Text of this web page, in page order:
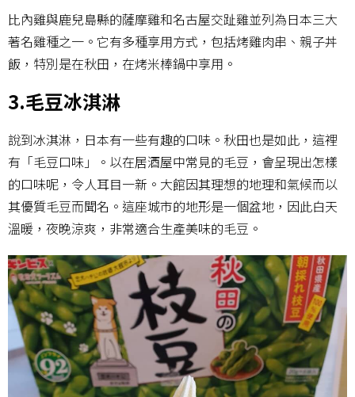
比內雞與鹿兒島縣的薩摩雞和名古屋交趾雞並列為日本三大
著名雞種之一。它有多種享用方式，包括烤雞肉串、親子丼
飯，特別是在秋田，在烤米棒鍋中享用。
3.毛豆冰淇淋
說到冰淇淋，日本有一些有趣的口味。秋田也是如此，這裡
有「毛豆口味」。以在居酒屋中常見的毛豆，會呈現出怎樣
的口味呢，令人耳目一新。大館因其理想的地理和氣候而以
其優質毛豆而聞名。這座城市的地形是一個盆地，因此白天
溫暖，夜晚涼爽，非常適合生產美味的毛豆。